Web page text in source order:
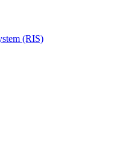
(RIS)